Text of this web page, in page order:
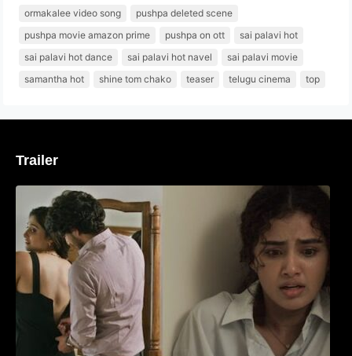
ormakalee video song
pushpa deleted scene
pushpa movie amazon prime
pushpa on ott
sai palavi hot
sai palavi hot dance
sai palavi hot navel
sai palavi movie
samantha hot
shine tom chako teaser telugu cinema top
Trailer
‘മരീചിക’യുമായി അനുപമ പരമേശ്വരൻ;
മിസ്റ്ററി ത്രില്ലർ ട്രെയിലർ
വൈറലാകുന്നു..